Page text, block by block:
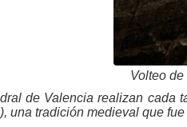
Volteo
de Valencia realizan cada
una tradición medieval que